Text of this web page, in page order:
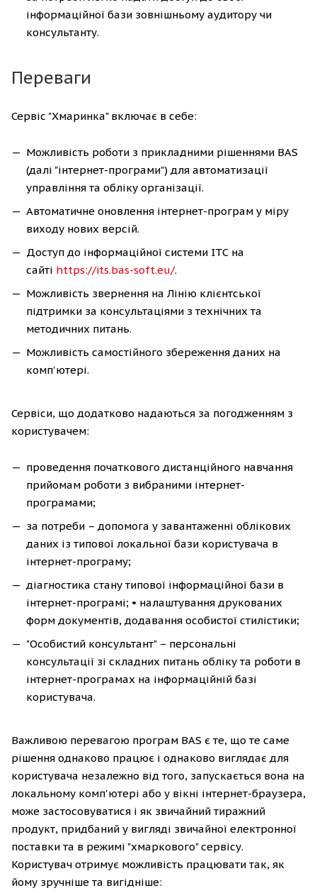
інформаційної бази зовнішньому аудитору чи
консультанту.
Переваги
Сервіс "Хмаринка" включає в себе:
Можливість роботи з прикладними рішеннями BAS
(далі "інтернет-програми") для автоматизації
управління та обліку організації.
Автоматичне оновлення інтернет-програм у міру
виходу нових версій.
Доступ до інформаційної системи ІТС на
сайті https://its.bas-soft.eu/.
Можливість звернення на Лінію клієнтської
підтримки за консультаціями з технічних та
методичних питань.
Можливість самостійного збереження даних на
комп'ютері.
Сервіси, що додатково надаються за погодженням з
користувачем:
проведення початкового дистанційного навчання
прийомам роботи з вибраними інтернет-
програмами;
за потреби – допомога у завантаженні облікових
даних із типової локальної бази користувача в
інтернет-програму;
діагностика стану типової інформаційної бази в
інтернет-програмі; • налаштування друкованих
форм документів, додавання особистої стилістики;
"Особистий консультант" – персональні
консультації зі складних питань обліку та роботи в
інтернет-програмах на інформаційній базі
користувача.
Важливою перевагою програм BAS є те, що те саме
рішення однаково працює і однаково виглядає для
користувача незалежно від того, запускається вона на
локальному комп'ютері або у вікні інтернет-браузера,
може застосовуватися і як звичайний тиражний
продукт, придбаний у вигляді звичайної електронної
поставки та в режимі "хмаркового" сервісу.
Користувач отримує можливість працювати так, як
йому зручніше та вигідніше: